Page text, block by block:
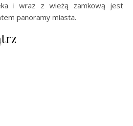
i wraz z wieżą zamkową jest
panoramy miasta.